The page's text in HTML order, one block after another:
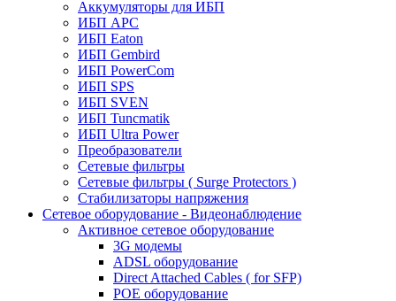
Аккумуляторы для ИБП
ИБП APC
ИБП Eaton
ИБП Gembird
ИБП PowerCom
ИБП SPS
ИБП SVEN
ИБП Tuncmatik
ИБП Ultra Power
Преобразователи
Сетевые фильтры
Сетевые фильтры ( Surge Protectors )
Стабилизаторы напряжения
Сетевое оборудование - Видеонаблюдение
Активное сетевое оборудование
3G модемы
ADSL оборудование
Direct Attached Cables ( for SFP)
POE оборудование